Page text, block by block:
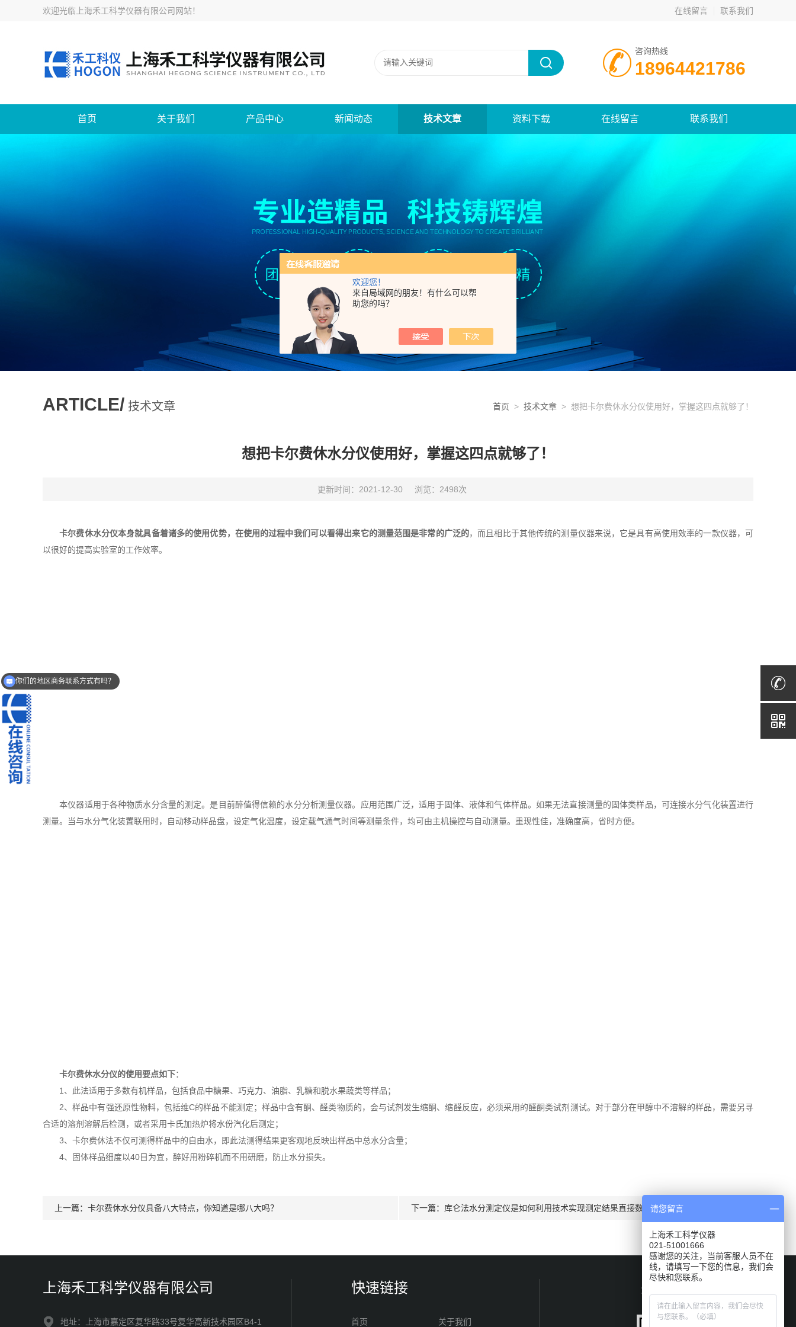
欢迎您！
来自局域网的朋友！有什么可以帮
助您的吗？
欢迎光临 上海禾工科学仪器有限公司网站！ 在线留言 联系我们
咨询热线
18964421786
首页 关于我们 产品中心 新闻动态 技术文章 资料下载 在线留言 联系我们
ARTICLE/ 技术文章 首页 > 技术文章 > 想把卡尔费休水分仪使用好，掌握这四点就够了！
想把卡尔费休水分仪使用好，掌握这四点就够了！
更新时间：2021-12-30 浏览：2498次
卡尔费休水分仪本身就具备着诸多的使用优势，在使用的过程中我们可以看得出来它的测量范围是非常的广泛的，而且相比于其他传统的测量仪器来说，它是具有高使用效率的一款仪器，可
以很好的提高实验室的工作效率。
本仪器适用于各种物质水分含量的测定。是目前醉值得信赖的水分分析测量仪器。应用范围广泛，适用于固体、液体和气体样品。如果无法直接测量的固体类样品，可连接水分气化装置进行
测量。当与水分气化装置联用时，自动移动样品盘，设定气化温度，设定载气通气时间等测量条件，均可由主机操控与自动测量。重现性佳，准确度高，省时方便。
卡尔费休水分仪的使用要点如下：
1、此法适用于多数有机样品，包括食品中糖果、巧克力、油脂、乳糖和脱水果蔬类等样品；
2、样品中有强还原性物料，包括维C的样品不能测定；样品中含有酮、醛类物质的，会与试剂发生缩酮、缩醛反应，必须采用的醛酮类试剂测试。对于部分在甲醇中不溶解的样品，需要另寻
合适的溶剂溶解后检测，或者采用卡氏加热炉将水份汽化后测定；
3、卡尔费休法不仅可测得样品中的自由水，即此法测得结果更客观地反映出样品中总水分含量；
4、固体样品细度以40目为宜，醉好用粉碎机而不用研磨，防止水分损失。
上一篇： 卡尔费休水分仪具备八大特点，你知道是哪八大吗？ 下一篇： 库仑法水分测定仪是如何利用技术实现测定结果直接数字显示的？
上海禾工科学仪器有限公司
地址：上海市嘉定区复华路33号复华高新技术园区B4-1
快速链接
首页 关于我们
关注我们
你们的地区商务联系方式有吗？
请您留言
上海禾工科学仪器
021-51001666
感谢您的关注，当前客服人员不在
线，请填写一下您的信息，我们会
尽快和您联系。